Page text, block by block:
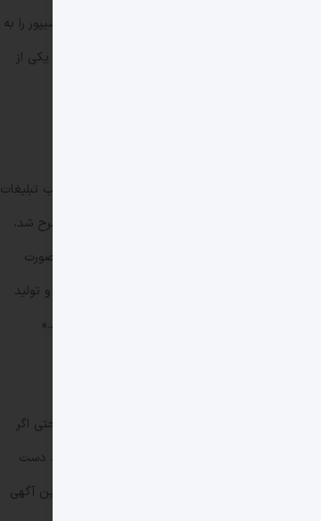
دنبال راه حل‌هایی خلاقانه بودیم تا مجددا شیپور را به
مدت اقدامات متعددی را طراحی و اجرا کردیم؛ یکی از
به همراه داشت. هزینه‌های بالا و محدودیت‌های نصب تبلیغات
این کمپین بود! زمانی که ایده این کمپین مطرح شد،
کاملا هم‌‌راستا بود و تصمیم گرفتیم که آن را به صورت
که پیش‌بینی می‌کردیم، هزینه ایده‌پردازی و تولید
با کم‌ترین هزینه توجه زیادی را به خود جلب کند.»
«یکی از مهم‌ترین دغدغه‌های هر تیم بازاریابی، سطح دسترسی به مخاطب یا Reach است. در این کمپین نیز ازآن‌جایی که حتی اگر
که امروز در شبکه‌های اجتماعی این تبلیغ را دیدند دست
صورت ویروسی در شبکه‌های اجتماعی منتشر کنیم. این آگهی